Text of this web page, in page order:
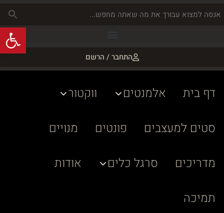
התחבר / הרשם
דף בית אלמנטים
ווקטור
סטים למעצבים
פונטים
מנויים
מדריכים
סרגל כלים
אודות
תמיכה